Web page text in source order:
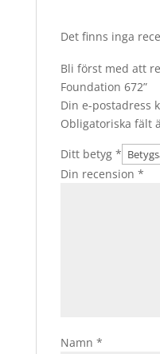
Det finns inga
Bli först med att
Foundation 672”
Din e-postadress
Obligatoriska fält
Ditt betyg *
Din recension *
Namn *